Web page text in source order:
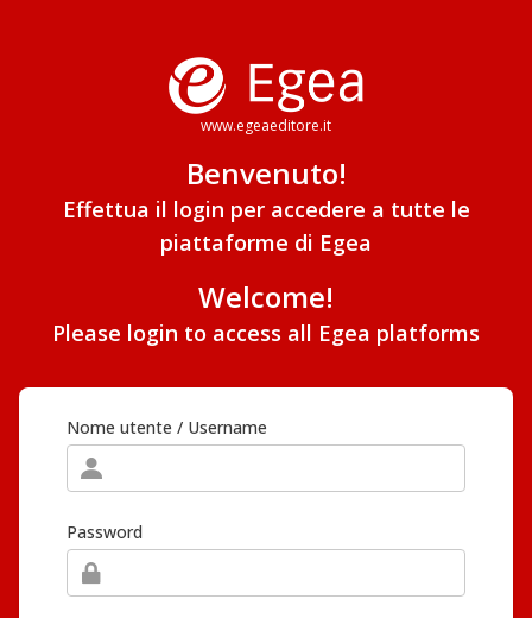
www.egeaeditore.it
Benvenuto!
Effettua il login per accedere a tutte le
piattaforme di Egea
Welcome!
Please login to access all Egea platforms
Nome utente / Username
Password